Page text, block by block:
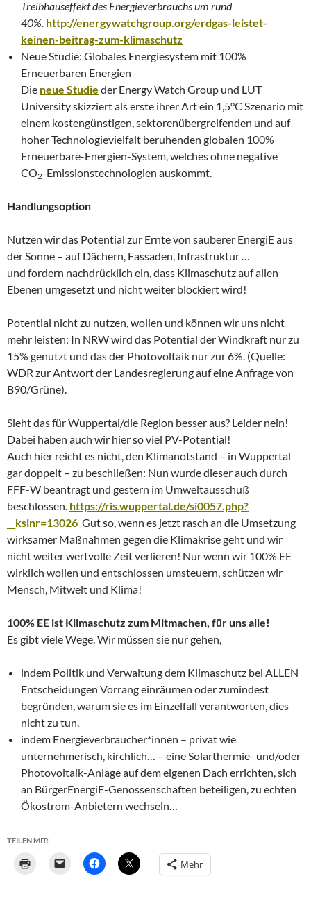
Treibhauseffekt des Energieverbrauchs um rund
40%. http://energywatchgroup.org/erdgas-leistet-
keinen-beitrag-zum-klimaschutz
Neue Studie: Globales Energiesystem mit 100%
Erneuerbaren Energien
Die neue Studie der Energy Watch Group und LUT
University skizziert als erste ihrer Art ein 1,5°C Szenario mit
einem kostengünstigen, sektorenübergreifenden und auf
hoher Technologievielfalt beruhenden globalen 100%
Erneuerbare-Energien-System, welches ohne negative
CO2-Emissionstechnologien auskommt.
Handlungsoption
Nutzen wir das Potential zur Ernte von sauberer EnergiE aus
der Sonne – auf Dächern, Fassaden, Infrastruktur …
und fordern nachdrücklich ein, dass Klimaschutz auf allen
Ebenen umgesetzt und nicht weiter blockiert wird!
Potential nicht zu nutzen, wollen und können wir uns nicht
mehr leisten: In NRW wird das Potential der Windkraft nur zu
15% genutzt und das der Photovoltaik nur zur 6%. (Quelle:
WDR zur Antwort der Landesregierung auf eine Anfrage von
B90/Grüne).
Sieht das für Wuppertal/die Region besser aus? Leider nein!
Dabei haben auch wir hier so viel PV-Potential!
Auch hier reicht es nicht, den Klimanotstand – in Wuppertal
gar doppelt – zu beschließen: Nun wurde dieser auch durch
FFF-W beantragt und gestern im Umweltausschuß
beschlossen. https://ris.wuppertal.de/si0057.php?
__ksinr=13026 Gut so, wenn es jetzt rasch an die Umsetzung
wirksamer Maßnahmen gegen die Klimakrise geht und wir
nicht weiter wertvolle Zeit verlieren! Nur wenn wir 100% EE
wirklich wollen und entschlossen umsteuern, schützen wir
Mensch, Mitwelt und Klima!
100% EE ist Klimaschutz zum Mitmachen, für uns alle!
Es gibt viele Wege. Wir müssen sie nur gehen,
indem Politik und Verwaltung dem Klimaschutz bei ALLEN
Entscheidungen Vorrang einräumen oder zumindest
begründen, warum sie es im Einzelfall verantworten, dies
nicht zu tun.
indem Energieverbraucher*innen – privat wie
unternehmerisch, kirchlich… – eine Solarthermie- und/oder
Photovoltaik-Anlage auf dem eigenen Dach errichten, sich
an BürgerEnergiE-Genossenschaften beteiligen, zu echten
Ökostrom-Anbietern wechseln…
TEILEN MIT:
Mehr